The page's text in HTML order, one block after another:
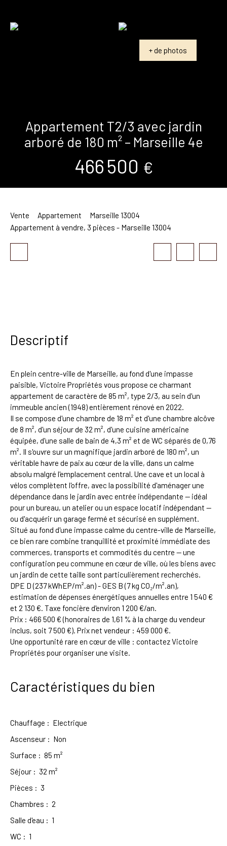
+ de photos
Appartement T2/3 avec jardin
arboré de 180 m² – Marseille 4e
466 500 €
Vente Appartement
Marseille 13004
Appartement à vendre, 3 pièces - Marseille 13004
Descriptif
En plein centre-ville de Marseille, au fond d'une impasse
paisible, Victoire Propriétés vous propose ce charmant
appartement de caractère de 85 m², type 2/3, au sein d'un
immeuble ancien (1948) entièrement rénové en 2022.
Il se compose d'une chambre de 18 m² et d'une chambre alcôve
de 8 m², d'un séjour de 32 m², d'une cuisine américaine
équipée, d'une salle de bain de 4,3 m² et de WC séparés de 0,76
m². Il s'ouvre sur un magnifique jardin arboré de 180 m², un
véritable havre de paix au cœur de la ville, dans un calme
absolu malgré l'emplacement central. Une cave et un local à
vélos complètent l'offre, avec la possibilité d'aménager une
dépendance dans le jardin avec entrée indépendante — idéal
pour un bureau, un atelier ou un espace locatif indépendant —
ou d'acquérir un garage fermé et sécurisé en supplément.
Situé au fond d'une impasse calme du centre-ville de Marseille,
ce bien rare combine tranquillité et proximité immédiate des
commerces, transports et commodités du centre — une
configuration peu commune en cœur de ville, où les biens avec
un jardin de cette taille sont particulièrement recherchés.
DPE D (237 kWhEP/m².an) - GES B (7 kg CO₂/m².an),
estimation de dépenses énergétiques annuelles entre 1 540 €
et 2 130 €. Taxe foncière d'environ 1 200 €/an.
Prix : 466 500 € (honoraires de 1,61 % à la charge du vendeur
inclus, soit 7 500 €). Prix net vendeur : 459 000 €.
Une opportunité rare en cœur de ville : contactez Victoire
Propriétés pour organiser une visite.
Caractéristiques du bien
Chauffage : Electrique
Ascenseur : Non
Surface : 85 m²
Séjour : 32 m²
Pièces : 3
Chambres : 2
Salle d'eau : 1
WC : 1